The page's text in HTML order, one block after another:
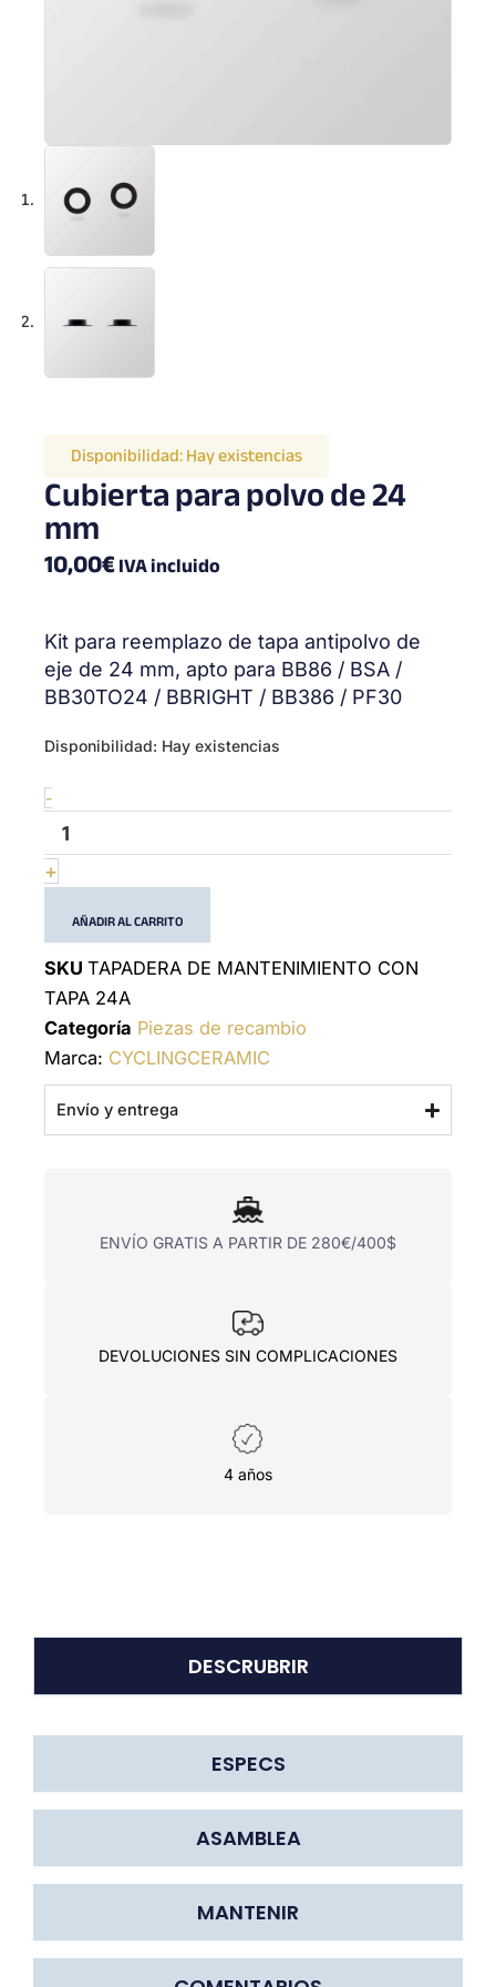
Disponibilidad:Hay existencias
Cubierta para polvo de 24
mm
10,00€IVA incluido
Kit para reemplazo de tapa antipolvo de
eje de 24 mm, apto para BB86 / BSA /
BB30TO24 / BBRIGHT / BB386 / PF30
Disponibilidad: Hay existencias
-
Dust
for
24mm
cantidad
+
AÑADIR AL CARRITO
SKU TAPADERA DE MANTENIMIENTO CON
TAPA 24A
Categoría Piezas de recambio
Marca: CYCLINGCERAMIC
Envío y entrega
ENVÍO GRATIS A PARTIR DE 280€/400$
DEVOLUCIONES SIN COMPLICACIONES
4 años
DESCRUBRIR
ESPECS
ASAMBLEA
MANTENIR